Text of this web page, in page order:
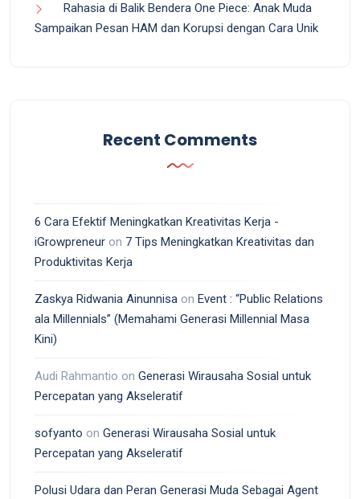
Rahasia di Balik Bendera One Piece: Anak Muda
Sampaikan Pesan HAM dan Korupsi dengan Cara Unik
Recent Comments
6 Cara Efektif Meningkatkan Kreativitas Kerja -
iGrowpreneur on 7 Tips Meningkatkan Kreativitas dan
Produktivitas Kerja
Zaskya Ridwania Ainunnisa on Event : “Public Relations
ala Millennials” (Memahami Generasi Millennial Masa
Kini)
Audi Rahmantio on Generasi Wirausaha Sosial untuk
Percepatan yang Akseleratif
sofyanto on Generasi Wirausaha Sosial untuk
Percepatan yang Akseleratif
Polusi Udara dan Peran Generasi Muda Sebagai Agent